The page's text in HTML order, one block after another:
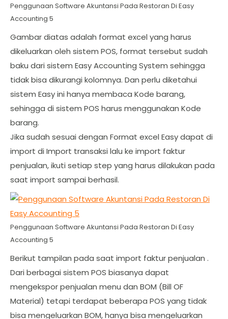
Penggunaan Software Akuntansi Pada Restoran Di Easy
Accounting 5
Gambar diatas adalah format excel yang harus
dikeluarkan oleh sistem POS, format tersebut sudah
baku dari sistem Easy Accounting System sehingga
tidak bisa dikurangi kolomnya. Dan perlu diketahui
sistem Easy ini hanya membaca Kode barang,
sehingga di sistem POS harus menggunakan Kode
barang.
Jika sudah sesuai dengan Format excel Easy dapat di
import di Import transaksi lalu ke import faktur
penjualan, ikuti setiap step yang harus dilakukan pada
saat import sampai berhasil.
Penggunaan Software Akuntansi Pada Restoran Di Easy
Accounting 5
Berikut tampilan pada saat import faktur penjualan .
Dari berbagai sistem POS biasanya dapat
mengekspor penjualan menu dan BOM (Bill OF
Material) tetapi terdapat beberapa POS yang tidak
bisa mengeluarkan BOM, hanya bisa mengeluarkan